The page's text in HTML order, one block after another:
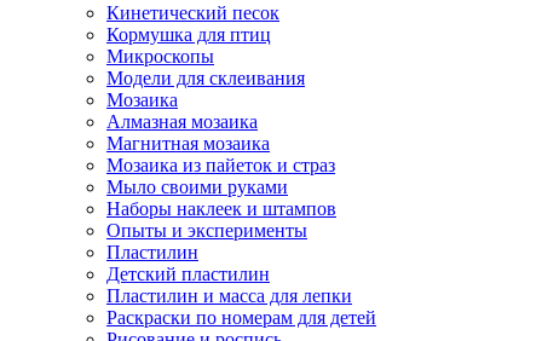
Кинетический песок
Кормушка для птиц
Микроскопы
Модели для склеивания
Мозаика
Алмазная мозаика
Магнитная мозаика
Мозаика из пайеток и страз
Мыло своими руками
Наборы наклеек и штампов
Опыты и эксперименты
Пластилин
Детский пластилин
Пластилин и масса для лепки
Раскраски по номерам для детей